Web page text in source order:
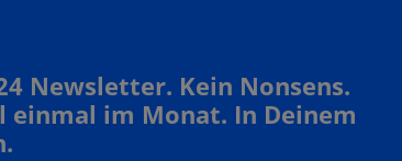
Newsletter. Kein Nonsens.
einmal im Monat. In Deinem